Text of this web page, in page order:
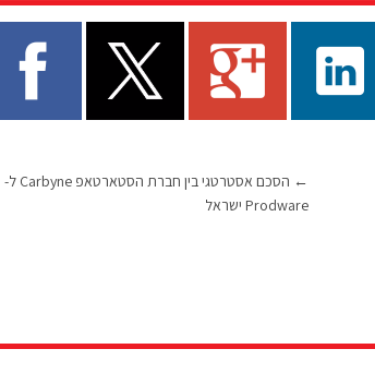
←
הסכם אסטרטגי בין חברת הסטארטאפ Carbyne ל-
Prodware ישראל